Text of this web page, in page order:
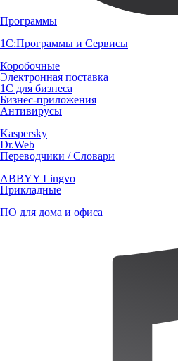
Программы
1С:Программы и Сервисы
Коробочные
Электронная поставка
1С для бизнеса
Бизнес-приложения
Антивирусы
Kaspersky
Dr.Web
Переводчики / Словари
ABBYY Lingvo
Прикладные
ПО для дома и офиса